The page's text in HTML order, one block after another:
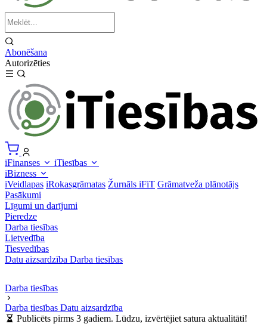
Abonēšana
Autorizēties
iFinanses
iTiesības
iBizness
iVeidlapas iRokasgrāmatas Žurnāls iFiT Grāmatveža plānotājs
Pasākumi
Līgumi un darījumi
Pieredze
Darba tiesības
Lietvedība
Tiesvedības
Datu aizsardzība Darba tiesības
Darba tiesības
Darba tiesības Datu aizsardzība
Publicēts pirms 3 gadiem. Lūdzu, izvērtējiet satura aktualitāti!